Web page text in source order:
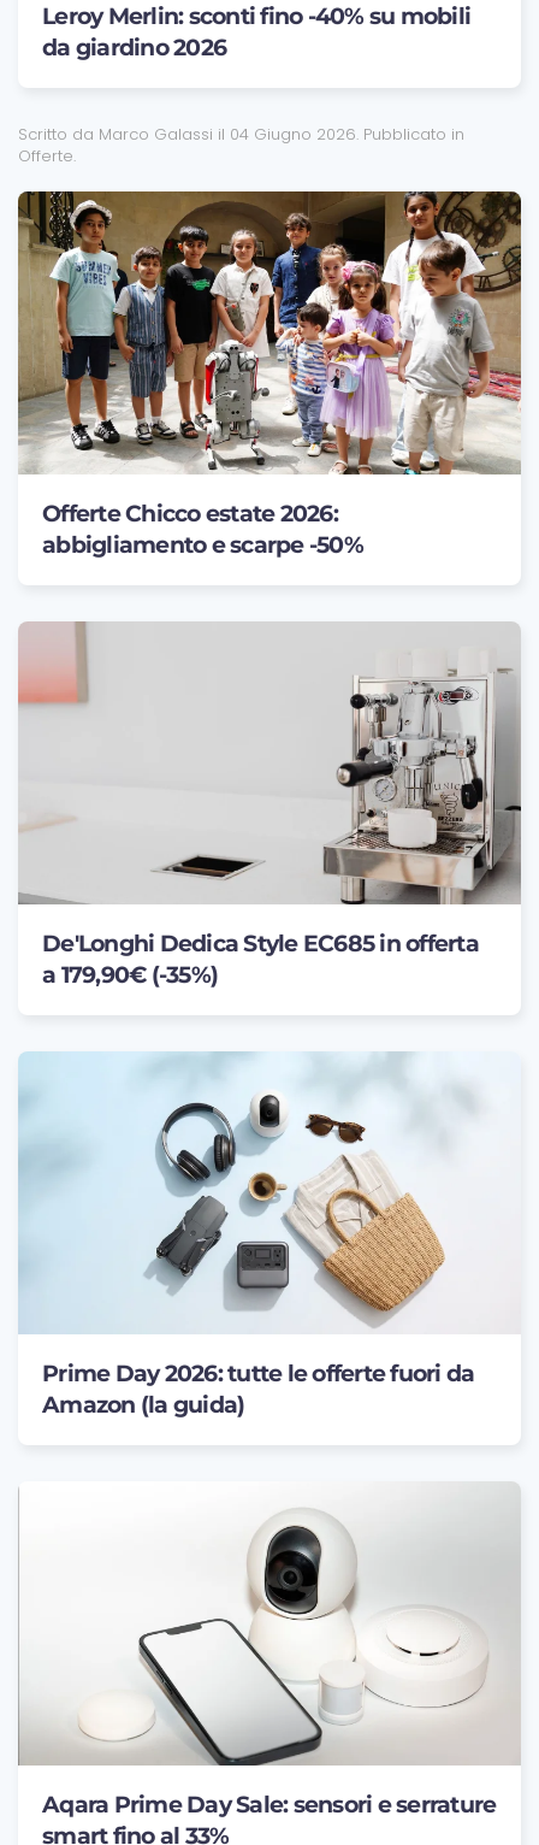
Leroy Merlin: sconti fino -40% su mobili
da giardino 2026
Scritto da Marco Galassi il 04 Giugno 2026. Pubblicato in
Offerte.
Offerte Chicco estate 2026:
abbigliamento e scarpe -50%
De'Longhi Dedica Style EC685 in offerta
a 179,90€ (-35%)
Prime Day 2026: tutte le offerte fuori da
Amazon (la guida)
Aqara Prime Day Sale: sensori e serrature
smart fino al 33%